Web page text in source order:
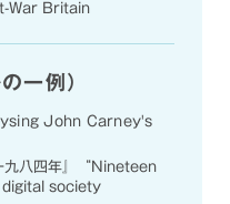
War Britain
一例）
John Carney's
九八四年』“Nineteen
society